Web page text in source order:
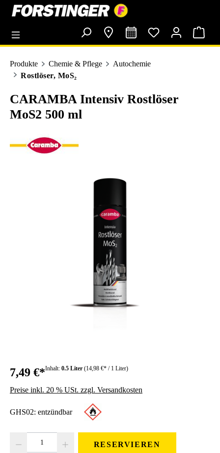
springen
Produkte Chemie & Pflege
Autochemie
Rostlöser, MoS₂
CARAMBA Intensiv Rostlöser
MoS2 500 ml
7,49 €*Inhalt: 0.5 Liter (14,98 €* / 1 Liter)
Preise inkl. 20 % USt. zzgl. Versandkosten
GHS02: entzündbar
RESERVIEREN